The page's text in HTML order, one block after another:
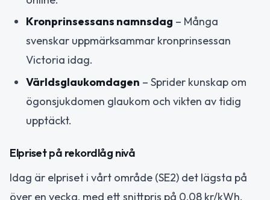
Kronprinsessans namnsdag – Många
svenskar uppmärksammar kronprinsessan
Victoria idag.
Världsglaukomdagen – Sprider kunskap om
ögonsjukdomen glaukom och vikten av tidig
upptäckt.
Elpriset på rekordlåg nivå
Idag är elpriset i vårt område (SE2) det lägsta på
över en vecka, med ett snittpris på 0,08 kr/kWh.